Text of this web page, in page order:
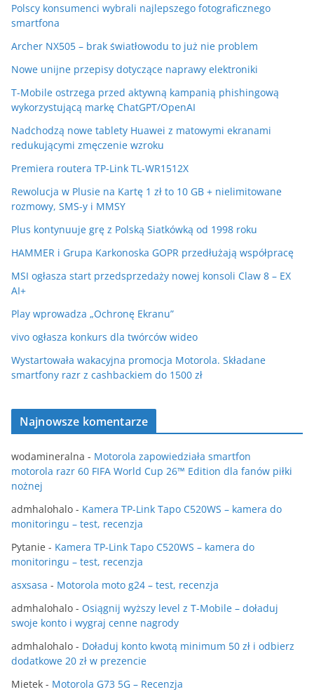
Polscy konsumenci wybrali najlepszego fotograficznego
smartfona
Archer NX505 – brak światłowodu to już nie problem
Nowe unijne przepisy dotyczące naprawy elektroniki
T-Mobile ostrzega przed aktywną kampanią phishingową
wykorzystującą markę ChatGPT/OpenAI
Nadchodzą nowe tablety Huawei z matowymi ekranami
redukującymi zmęczenie wzroku
Premiera routera TP-Link TL-WR1512X
Rewolucja w Plusie na Kartę 1 zł to 10 GB + nielimitowane
rozmowy, SMS-y i MMSY
Plus kontynuuje grę z Polską Siatkówką od 1998 roku
HAMMER i Grupa Karkonoska GOPR przedłużają współpracę
MSI ogłasza start przedsprzedaży nowej konsoli Claw 8 – EX
AI+
Play wprowadza „Ochronę Ekranu”
vivo ogłasza konkurs dla twórców wideo
Wystartowała wakacyjna promocja Motorola. Składane
smartfony razr z cashbackiem do 1500 zł
Najnowsze komentarze
wodamineralna - Motorola zapowiedziała smartfon
motorola razr 60 FIFA World Cup 26™ Edition dla fanów piłki
nożnej
admhalohalo - Kamera TP-Link Tapo C520WS – kamera do
monitoringu – test, recenzja
Pytanie - Kamera TP-Link Tapo C520WS – kamera do
monitoringu – test, recenzja
asxsasa - Motorola moto g24 – test, recenzja
admhalohalo - Osiągnij wyższy level z T-Mobile – doładuj
swoje konto i wygraj cenne nagrody
admhalohalo - Doładuj konto kwotą minimum 50 zł i odbierz
dodatkowe 20 zł w prezencie
Mietek - Motorola G73 5G – Recenzja